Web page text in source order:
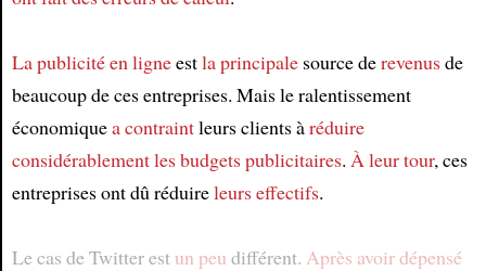
La publicitéen ligneestla principalesource derevenusde
beaucoup de ces entreprises. Mais le ralentissement
économiquea contraintleurs clients àréduire
considérablementles budgets publicitaires. À leur tour, ces
entreprises ont dû réduireleurs effectifs.
Le cas de Twitter estun peu différent. Après avoir dépensé